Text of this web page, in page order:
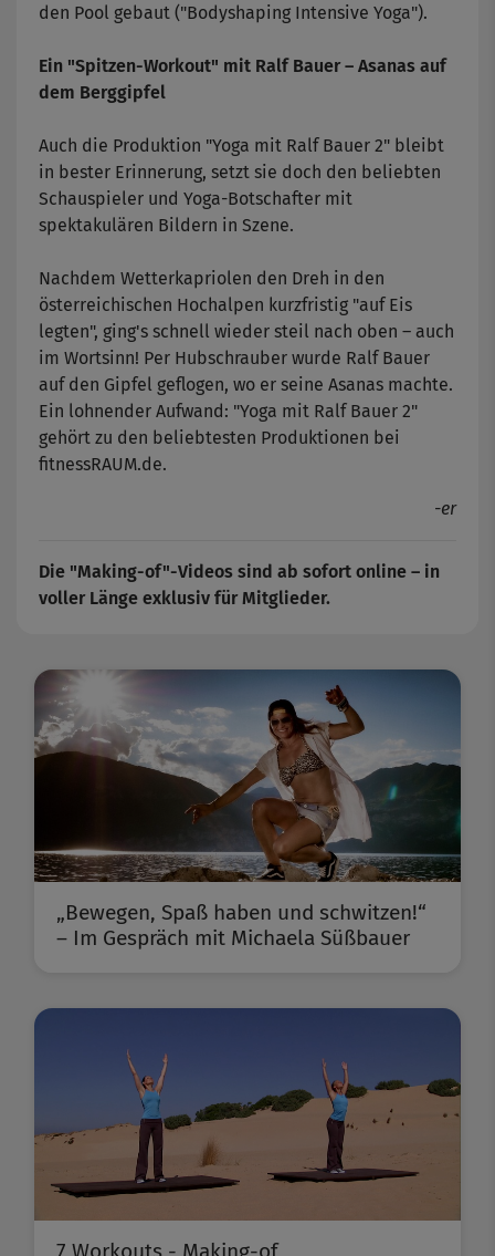
den Pool gebaut ("Bodyshaping Intensive Yoga").
Ein "Spitzen-Workout" mit Ralf Bauer– Asanas auf
dem Berggipfel
Auch die Produktion "Yoga mit Ralf Bauer 2" bleibt
in bester Erinnerung, setzt sie doch den beliebten
Schauspieler und Yoga-Botschafter mit
spektakulären Bildern in Szene.
Nachdem Wetterkapriolen den Dreh in den
österreichischen Hochalpen kurzfristig "auf Eis
legten", ging's schnell wieder steil nach oben – auch
im Wortsinn! Per Hubschrauber wurde Ralf Bauer
auf den Gipfel geflogen, wo er seine Asanas machte.
Ein lohnender Aufwand: "Yoga mit Ralf Bauer 2"
gehört zu den beliebtesten Produktionen bei
fitnessRAUM.de.
-er
Die "Making-of"-Videos sind ab sofort online – in
voller Länge exklusiv für Mitglieder.
„Bewegen, Spaß haben und schwitzen!“
– Im Gespräch mit Michaela Süßbauer